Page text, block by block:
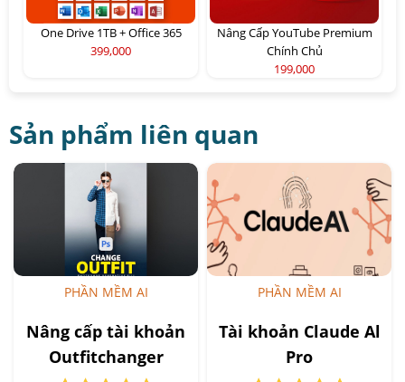
One Drive 1TB + Office 365
399,000
Nâng Cấp YouTube Premium
Chính Chủ
199,000
Sản phẩm liên quan
PHẦN MỀM AI
Nâng cấp tài khoản
Outfitchanger
PHẦN MỀM AI
Tài khoản Claude Al
Pro